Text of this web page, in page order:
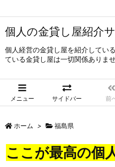
個人の金貸し屋紹介
個人経営の金貸し屋を紹介してい
ている金貸し屋は一切関係ありませ
メニュー サイドバー 前
ホーム > 福島県
ここが最高の個